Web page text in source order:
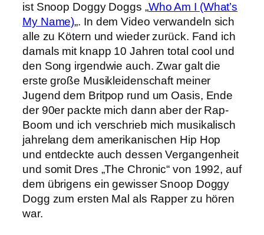
ist Snoop Doggy Doggs „Who Am I (What’s
My Name)„. In dem Video verwandeln sich
alle zu Kötern und wieder zurück. Fand ich
damals mit knapp 10 Jahren total cool und
den Song irgendwie auch. Zwar galt die
erste große Musikleidenschaft meiner
Jugend dem Britpop rund um Oasis, Ende
der 90er packte mich dann aber der Rap-
Boom und ich verschrieb mich musikalisch
jahrelang dem amerikanischen Hip Hop
und entdeckte auch dessen Vergangenheit
und somit Dres „The Chronic“ von 1992, auf
dem übrigens ein gewisser Snoop Doggy
Dogg zum ersten Mal als Rapper zu hören
war.